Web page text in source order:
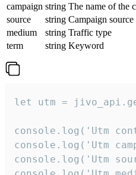
campaign string The name of the
source
string Campaign source
medium
string Traffic type
term
string Keyword
let utm =
console.log('Utm
console.log('Utm
console.log('Utm